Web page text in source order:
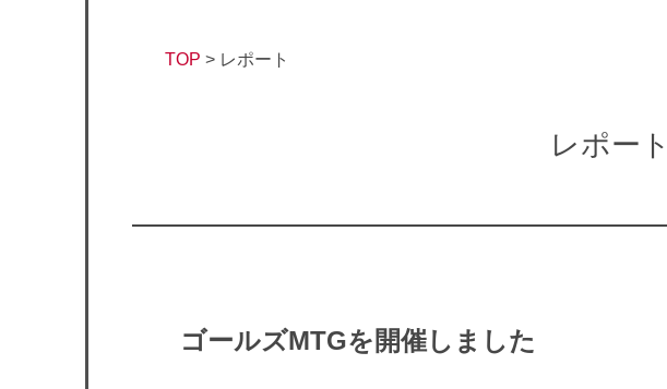
TOP > レポート
レポート
ゴールズMTGを開催しました